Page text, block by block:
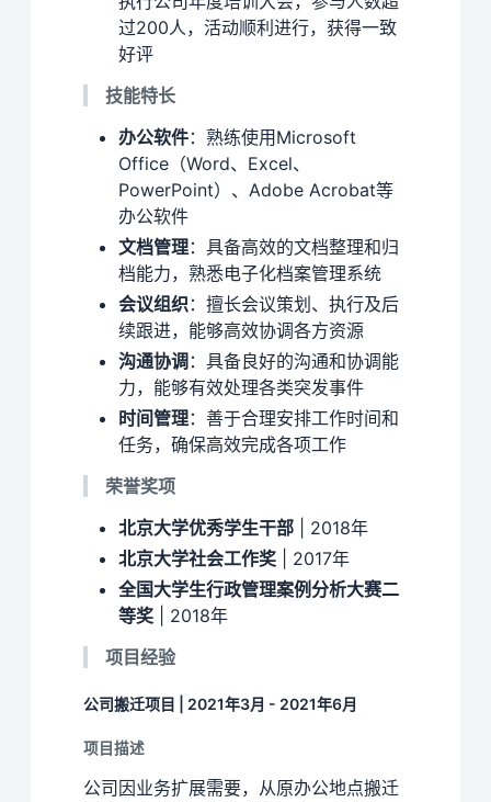
过200人，活动顺利进行，获得一致
好评
技能特长
办公软件：熟练使用Microsoft
Office（Word、Excel、
PowerPoint）、Adobe Acrobat等
办公软件
文档管理：具备高效的文档整理和归
档能力，熟悉电子化档案管理系统
会议组织：擅长会议策划、执行及后
续跟进，能够高效协调各方资源
沟通协调 ：具备良好的沟通和协调能
力，能够有效处理各类突发事件
时间管理：善于合理安排工作时间和
任务，确保高效完成各项工作
荣誉奖项
北京大学优秀学生干部 | 2018年
北京大学社会工作奖 | 2017年
全国大学生行政管理案例分析大赛二
等奖 | 2018年
项目经验
公司搬迁项目 | 2021年3月 - 2021年6月
项目描述
公司因业务扩展需要，从原办公地点搬迁